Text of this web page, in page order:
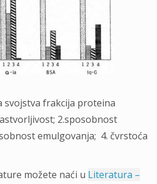
svojstva frakcija proteina
2.sposobnost
emulgovanja; 4. čvrstoća
možete naći u Literatura –